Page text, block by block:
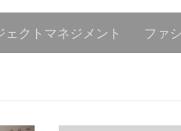
ェクトマネジメント ファ